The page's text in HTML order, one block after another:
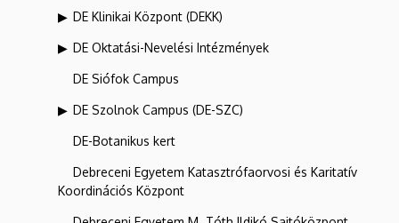
DE Klinikai Központ (DEKK)
DE Oktatási-Nevelési Intézmények
DE Siófok Campus
DE Szolnok Campus (DE-SZC)
DE-Botanikus kert
Debreceni Egyetem Katasztrófaorvosi és Karitatív
Koordinációs Központ